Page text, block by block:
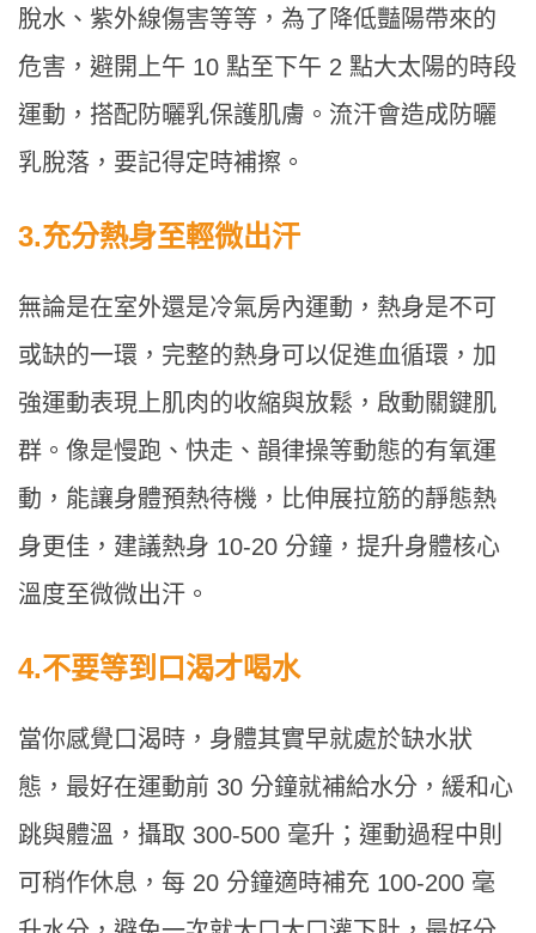
脫水、紫外線傷害等等，為了降低豔陽帶來的
危害，避開上午 10 點至下午 2 點大太陽的時段
運動，搭配防曬乳保護肌膚。流汗會造成防曬
乳脫落，要記得定時補擦。
3.充分熱身至輕微出汗
無論是在室外還是冷氣房內運動，熱身是不可
或缺的一環，完整的熱身可以促進血循環，加
強運動表現上肌肉的收縮與放鬆，啟動關鍵肌
群。像是慢跑、快走、韻律操等動態的有氧運
動，能讓身體預熱待機，比伸展拉筋的靜態熱
身更佳，建議熱身 10-20 分鐘，提升身體核心
溫度至微微出汗。
4.不要等到口渴才喝水
當你感覺口渴時，身體其實早就處於缺水狀
態，最好在運動前 30 分鐘就補給水分，緩和心
跳與體溫，攝取 300-500 毫升；運動過程中則
可稍作休息，每 20 分鐘適時補充 100-200 毫